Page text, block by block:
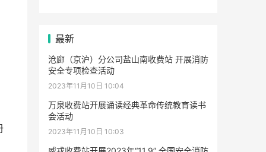
最新
沧廊（京沪）分公司盐山南收费站 开展消防
安全专项检查活动
2023年11月10日 10:04
万泉收费站开展诵读经典革命传统教育读书
会活动
2023年11月10日 10:03